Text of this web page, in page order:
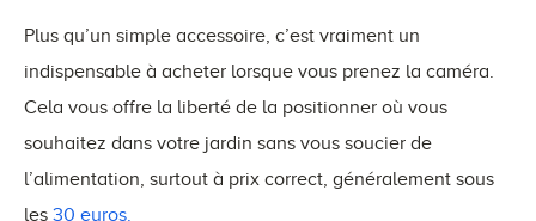
Plus qu’un simple accessoire, c’est vraiment un
indispensable à acheter lorsque vous prenez la caméra.
Cela vous offre la liberté de la positionner où vous
souhaitez dans votre jardin sans vous soucier de
l’alimentation, surtout à prix correct, généralement sous
les 30 euros.